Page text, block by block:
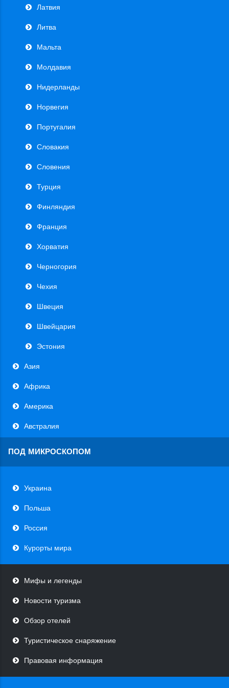
Латвия
Литва
Мальта
Молдавия
Нидерланды
Норвегия
Португалия
Словакия
Словения
Турция
Финляндия
Франция
Хорватия
Черногория
Чехия
Швеция
Швейцария
Эстония
Азия
Африка
Америка
Австралия
ПОД МИКРОСКОПОМ
Украина
Польша
Россия
Курорты мира
Мифы и легенды
Новости туризма
Обзор отелей
Туристическое снаряжение
Правовая информация